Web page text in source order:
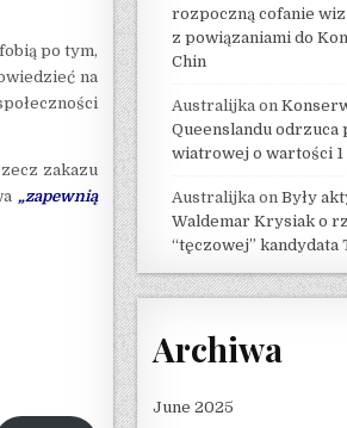
po tym,
na
zakazu
„zapewnią
rozpoczną cofanie
z powiązaniami do
Chin
Australijkaon
Queenslandu
wiatrowej o wartości
Australijkaon Były
Waldemar Krysiak o
“tęczowej”
Archiwa
June 2025